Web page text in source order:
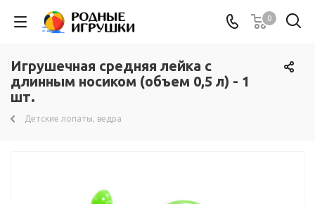
0
Игрушечная средняя лейка с
длинным носиком (объем 0,5 л) - 1
шт.
Детские лопаты, ведра